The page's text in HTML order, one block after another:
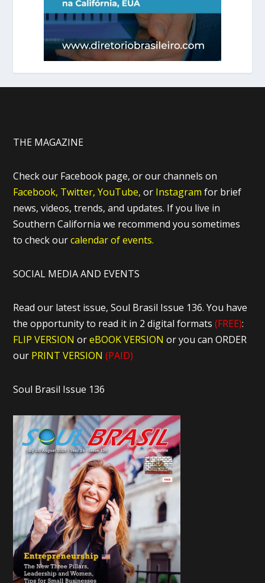
THE MAGAZINE
Check our Facebook page, or our channels on
Facebook, Twitter, YouTube, or Instagram for brief
news, videos, trends, and updates. If you live in
Southern California we recommend you sometimes
to check ourcalendar of events.
SOCIAL MEDIA AND EVENTS
Read our latest issue, Soul Brasil Issue 136. You have
the opportunity to read it in 2 digital formats(FREE):
FLIP VERSION oreBOOK VERSIONor you can ORDER
our PRINT VERSION (PAID)
Soul Brasil Issue 136